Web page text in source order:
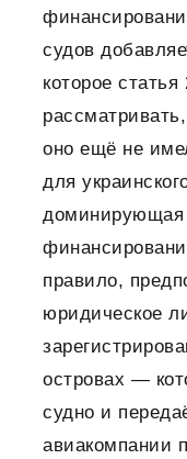
судов
которое
оно ещё не
для
доминирующая
правило,
юридическое
островах —
судно и
авиакомпании